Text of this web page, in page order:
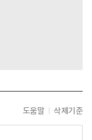
도움말 삭제기준